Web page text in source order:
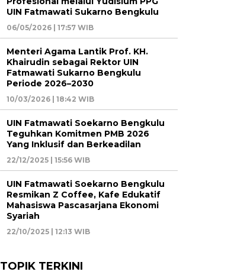
UIN Fatmawati Sukarno Bengkulu
06/05/2026 | 17:57 WIB
Menteri Agama Lantik Prof. KH.
Khairudin sebagai Rektor UIN
Fatmawati Sukarno Bengkulu
Periode 2026–2030
10/03/2026 | 18:42 WIB
UIN Fatmawati Soekarno Bengkulu
Teguhkan Komitmen PMB 2026
Yang Inklusif dan Berkeadilan
22/12/2025 | 15:56 WIB
UIN Fatmawati Soekarno Bengkulu
Resmikan Z Coffee, Kafe Edukatif
Mahasiswa Pascasarjana Ekonomi
Syariah
22/10/2025 | 12:13 WIB
TOPIK TERKINI